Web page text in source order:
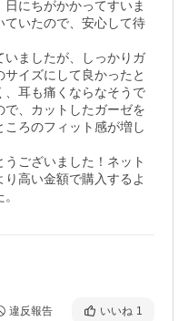
にちがかかってすいま
いたので、安心して待
いましたが、しっかりガ
イズにして良かったと
、耳も痛くならなそうで
、カットしたガーゼを
ろのフィット感が増し
ございました！ネット
高い金額で購入するよ
違反報告 いいね 1